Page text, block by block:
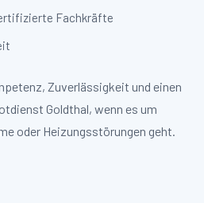
Fachkräfte
Zuverlässigkeit und einen
Goldthal, wenn es um
oder Heizungsstörungen geht.